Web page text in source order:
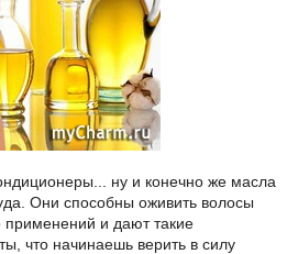
ну и конечно же масла
Они способны оживить волосы
применений и дают такие
что начинаешь верить в силу